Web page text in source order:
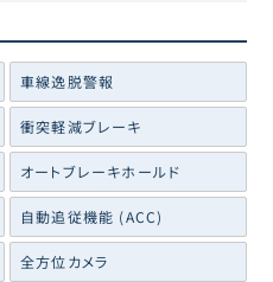
車線逸脱警報
衝突軽減ブレーキ
オートブレーキホールド
自動追従機能 (ACC)
全方位カメラ